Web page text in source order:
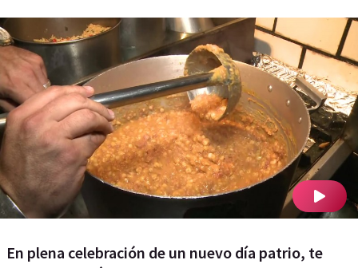
En plena celebración de un nuevo día patrio, te